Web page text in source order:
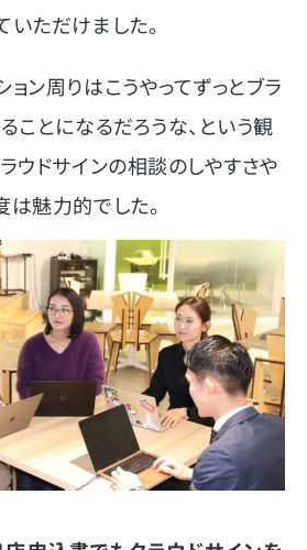
ただけました。
ン周りはこうやってずっとブラ
ことになるだろうな、という観
ウドサインの相談のしやすさや
魅力的でした。